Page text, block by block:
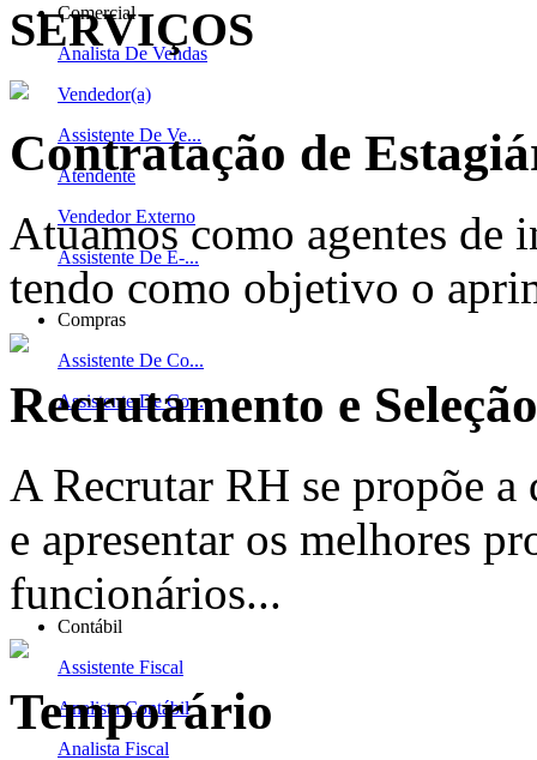
Comercial
Analista De Vendas
Vendedor(a)
Assistente De Ve...
Atendente
Vendedor Externo
Assistente De E-...
Compras
Assistente De Co...
Assistente De Co...
Contábil
Assistente Fiscal
Analista Contábil
Analista Fiscal
SERVIÇOS
Contratação de
Atuamos como agentes de
tendo como objetivo o
Recrutamento e Seleção
A Recrutar RH se propõe a
e apresentar os melhores
funcionários...
Temporário